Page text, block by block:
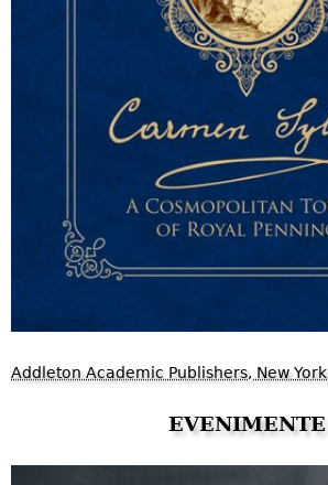
Addleton Academic Publishers, New York
EVENIMENTE